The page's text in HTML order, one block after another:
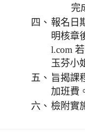
完
四、 報名日
明核章
l.com
玉芬小
五、 旨揭課
加班費
六、 檢附實